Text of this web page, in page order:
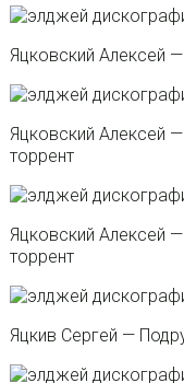
Яцковский Алексей
Яцковский Алексей
торрент
Яцковский Алексей
торрент
Яцкив Сергей —